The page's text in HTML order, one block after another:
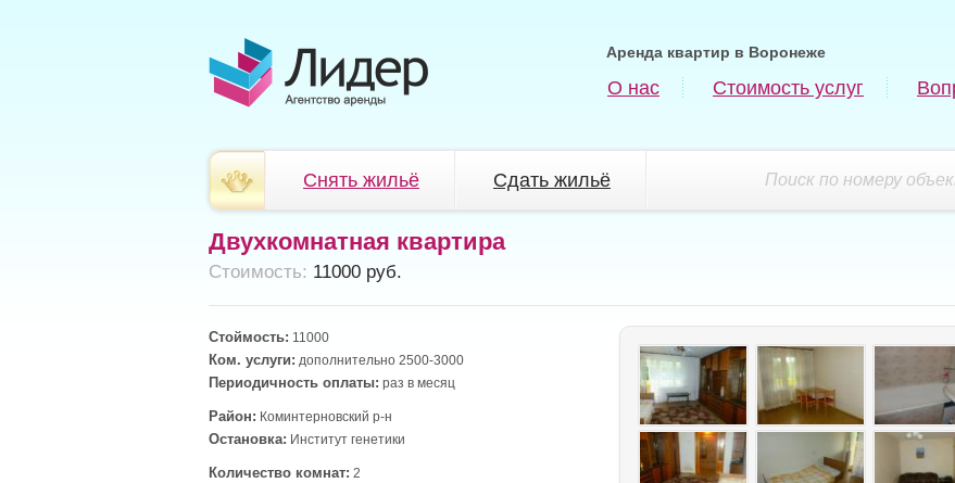
Аренда квартир в Воронеже
О нас Стоимость услуг
Поиск по номеру
Снять жильё Сдать жильё
Двухкомнатная квартира
Cтоимость: 11000 руб.
Стоймость: 11000
Ком. услуги: дополнительно 2500-3000
Периодичность оплаты: раз в месяц
Район: Коминтерновский р-н
Остановка: Институт генетики
Количество комнат: 2